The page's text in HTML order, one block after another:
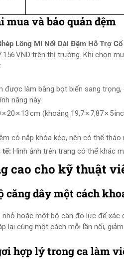
và bảo quản đệm
Lông Mi Nối Dài Đệm Hỗ Trợ
VND trên thị trường. Khi chọn
được làm bằng bọt biển sang
năng này.
× 20 × 13 cm (khoảng 19,7 × 7,87 × 5
có nắp khóa kéo, nên có thể tháo
tế: Hình ảnh trên trang có thể khác
cao cho kỹ thuật
căng dây một cách
hoặc một bộ cân đo lực để xác
lại cùng một cách mỗi lần nối,
hợp lý trong ca làm